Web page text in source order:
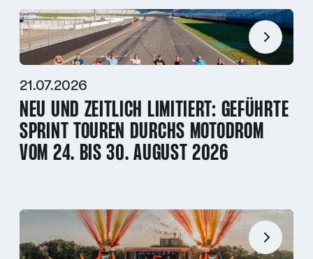
21.07.2026
NEU UND ZEITLICH LIMITIERT: GEFÜHRTE
SPRINT TOUREN DURCHS MOTODROM
VOM 24. BIS 30. AUGUST 2026